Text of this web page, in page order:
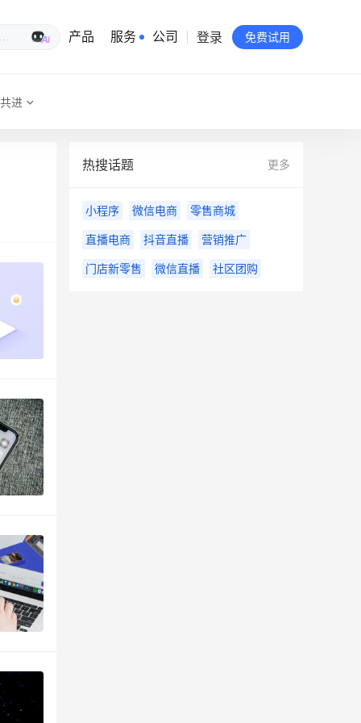
生意专家
产品 服务 公司
品牌物料下载
员工验证
有赞公益
登录 免费试用
进
热搜话题 更多
小程序 微信电商 零售商城
直播电商 抖音直播 营销推广
门店新零售 微信直播 社区团购